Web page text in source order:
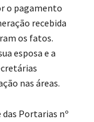
o pagamento
recebida
os fatos.
esposa e a
nas áreas.
Portarias nº